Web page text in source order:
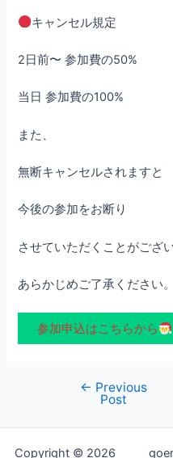
キャンセル規定
2日前〜 参加費の50%
当日 参加費の100%
また、
無断キャンセルされますと
今後の参加をお断り
させていただくことがござ
あらかじめご了承ください。
参加申込はこちらから
navigation
← Previous
Post
Copyright © 2026 goen